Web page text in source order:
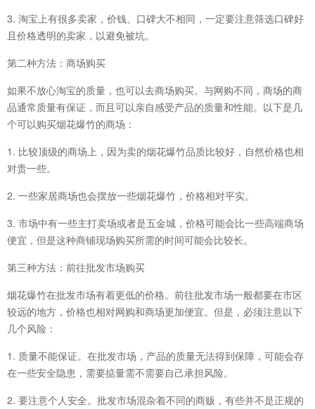
3. 淘宝上有很多卖家，价钱、口碑大不相同，一定要注意筛选口碑好
且价格透明的卖家，以避免被坑。
第二种方法：商场购买
如果不放心淘宝的质量，也可以去商场购买。与网购不同，商场的商
品通常质量有保证，而且可以亲自感受产品的质量和性能。以下是几
个可以购买烟花爆竹的商场：
1. 比较顶级的商场上，因为卖的烟花爆竹品质比较好，自然价格也相
对贵一些。
2. 一些家居商场也会摆放一些烟花爆竹，价格相对平实。
3. 市场中有一些主打卖场或者是五金城，价格可能会比一些高端商场
便宜，但是这种商铺现场购买所需的时间可能会比较长。
第三种方法：前往批发市场购买
烟花爆竹在批发市场有着更低的价格。前往批发市场一般都要在市区
较远的地方，价格也相对网购和商场更加便宜。但是，必须注意以下
几个风险：
1. 质量不能保证。在批发市场，产品的质量无法得到保障，可能会存
在一些安全隐患，需要掂量需不需要自己承担风险。
2. 要注意个人安全。批发市场混杂着不同的商贩，有些并不是正规的